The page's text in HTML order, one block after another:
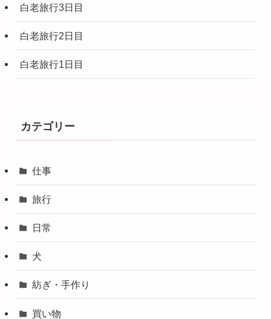
白老旅行3日目
白老旅行2日目
白老旅行1日目
カテゴリー
仕事
旅行
日常
犬
紡ぎ・手作り
買い物